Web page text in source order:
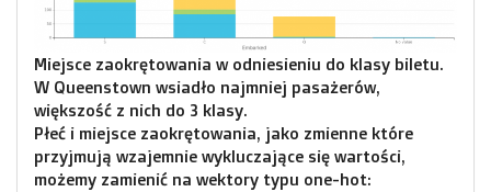
Miejsce zaokrętowania w odniesieniu do klasy biletu.
W Queenstown wsiadło najmniej pasażerów,
większość z nich do 3 klasy.
Płeć i miejsce zaokrętowania, jako zmienne które
przyjmują wzajemnie wykluczające się wartości,
możemy zamienić na wektory typu one-hot: